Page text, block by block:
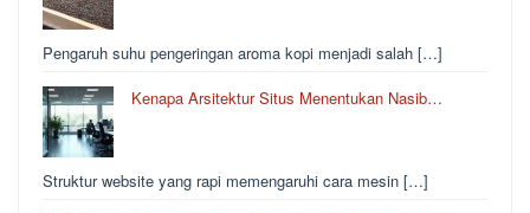
Pengaruh suhu pengeringan aroma kopi menjadi salah […]
Kenapa Arsitektur Situs Menentukan Nasib…
Struktur website yang rapi memengaruhi cara mesin […]